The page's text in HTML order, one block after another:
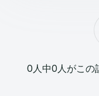
0人中0人がこの